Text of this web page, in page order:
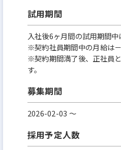
試用期間
入社後6ヶ⽉間の試⽤期間中
※契約社員期間中の月給は
※契約期間満了後、正社員
す。
募集期間
2026-02-03 〜
採用予定人数